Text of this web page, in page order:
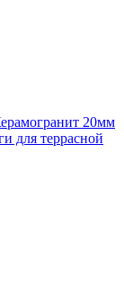
20мм
для террасной